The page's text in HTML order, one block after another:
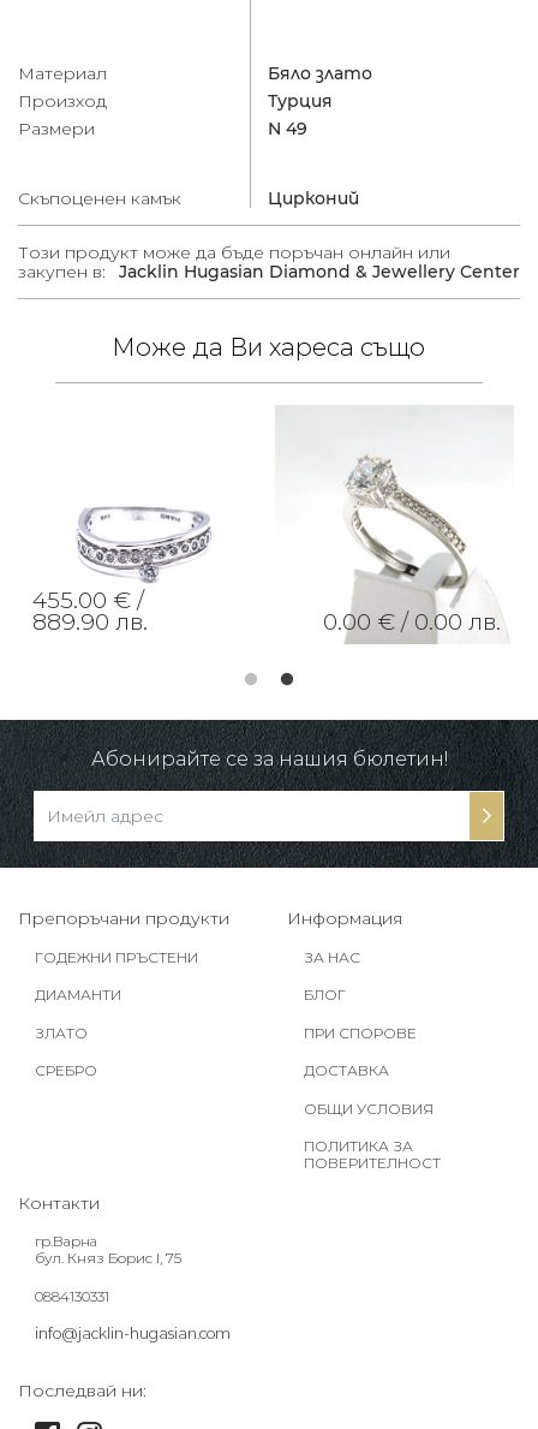
Материал
Бяло злато
Произход
Турция
Размери
N 49
Скъпоценен камък Цирконий
Този продукт може да бъде поръчан онлайн или
закупен в:
Jacklin Hugasian Diamond & Jewellery Center
Може да Ви хареса също
455.00 € /
889.90 лв. 0.00 € / 0.00 лв.
Абонирайте се за нашия бюлетин!
Препоръчани продукти
ГОДЕЖНИ ПРЪСТЕНИ
ДИАМАНТИ
ЗЛАТО
СРЕБРО
Информация
ЗА НАС
БЛОГ
ПРИ СПОРОВЕ
ДОСТАВКА
ОБЩИ УСЛОВИЯ
ПОЛИТИКА ЗА
ПОВЕРИТЕЛНОСТ
Контакти
гр.Варна
бул. Княз Борис I, 75
0884130331
info@jacklin-hugasian.com
Последвай ни: